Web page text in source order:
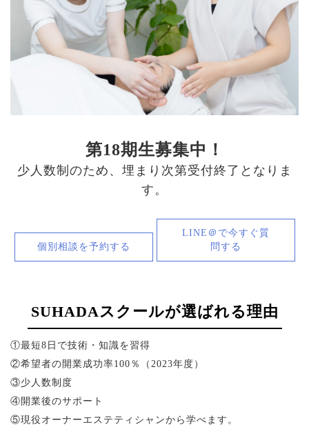
第18期生募集中！
少人数制のため、埋まり次第受付終了となりま
す。
個別相談を予約する
LINE＠で今すぐ質
問する
SUHADAスクールが選ばれる理由
①最短8日で技術・知識を習得
②希望者の開業成功率100％（2023年度）
③少人数制度
④開業後のサポート
⑤現役オーナーエステティシャンから学べます。